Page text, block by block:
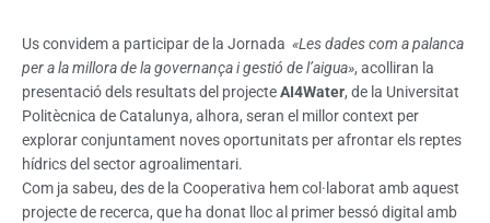
Us convidem a participar de la Jornada «Les dades com a palanca
per a la millora de la governança i gestió de l’aigua», acolliran la
presentació dels resultats del projecteAI4Water, de la Universitat
Politècnica de Catalunya, alhora, seran el millor context per
explorar conjuntament noves oportunitats per afrontar els reptes
hídrics del sector agroalimentari.
Com ja sabeu, des de la Cooperativa hem col·laborat amb aquest
projecte de recerca, que ha donat lloc al primer bessó digital amb